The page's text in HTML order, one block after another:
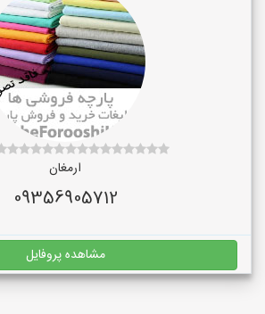
ارمغان
09356905712
مشاهده پروفایل